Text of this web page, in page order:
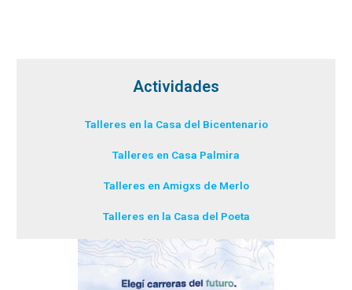
Actividades
Talleres en la Casa del Bicentenario
Talleres en Casa Palmira
Talleres en Amigxs de Merlo
Talleres en la Casa del Poeta